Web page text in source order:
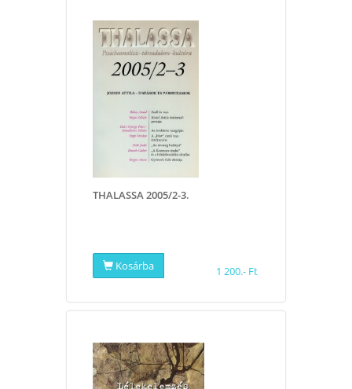
THALASSA 2005/2-3.
Kosárba 1 200.- Ft